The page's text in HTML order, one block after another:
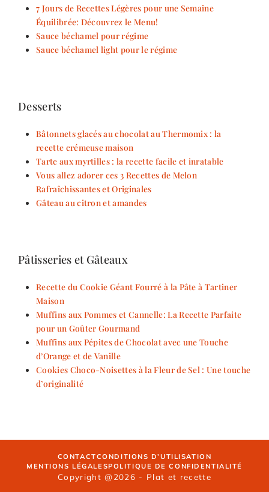
7 Jours de Recettes Légères pour une Semaine
Équilibrée: Découvrez le Menu!
Sauce béchamel pour régime
Sauce béchamel light pour le régime
Desserts
Bâtonnets glacés au chocolat au Thermomix : la
recette crémeuse maison
Tarte aux myrtilles : la recette facile et inratable
Vous allez adorer ces 3 Recettes de Melon
Rafraîchissantes et Originales
Gâteau au citron et amandes
Pâtisseries et Gâteaux
Recette du Cookie Géant Fourré à la Pâte à Tartiner
Maison
Muffins aux Pommes et Cannelle: La Recette Parfaite
pour un Goûter Gourmand
Muffins aux Pépites de Chocolat avec une Touche
d’Orange et de Vanille
Cookies Choco-Noisettes à la Fleur de Sel : Une touche
d’originalité
CONTACTCONDITIONS D’UTILISATION
MENTIONS LÉGALESPOLITIQUE DE CONFIDENTIALITÉ
Copyright @2026 - Plat et recette